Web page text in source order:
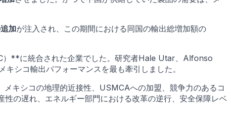
加が注入され、この期間における同国の輸出総増加額の
）**に統合された企業でした。研究者Hale Utar、Alfonso
シコ輸出パフォーマンスを最も牽引しました。
キシコの地理的近接性、USMCAへの加盟、競争力のあるコ
の遅れ、エネルギー部門における改革の逆行、安全保障レベ